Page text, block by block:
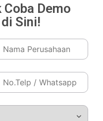
Demo
Sini!